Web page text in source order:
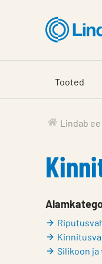
Tooted
Lindab ee
Silikoon ja